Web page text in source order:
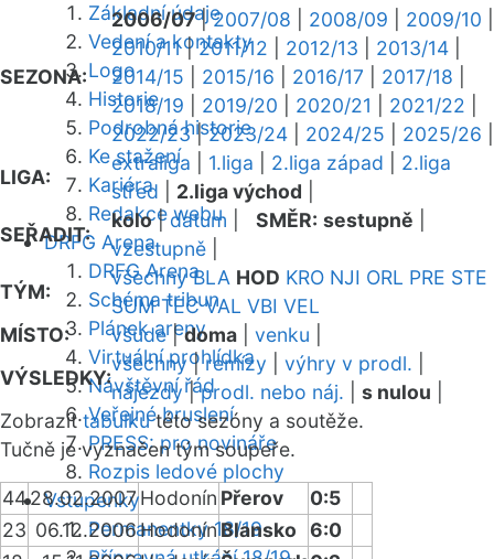
Základní údaje
Vedení a kontakty
Logo
Historie
Podrobná historie
Ke stažení
Kariéra
Redakce webu
DRFG Arena
DRFG Arena
Schéma tribun
Plánek areny
Virtuální prohlídka
Návštěvní řád
Veřejné bruslení
PRESS: pro novináře
Rozpis ledové plochy
Vstupenky
Permanentky 18/19
SEZONA:
2006/07|2007/08 2008/09 2009/10
2010/11|2011/12 2012/13 2013/14
2014/15
2015/16 2016/17 2017/18
2018/19
2019/20 2020/21 2021/22
2022/23|2023/24 2024/25 2025/26
LIGA:
extraliga 1.liga 2.liga západ
2.liga
střed
2.liga východ
SEŘADIT:
kolo|datum SMĚR: sestupně
vzestupně
TÝM:
všechny BLA HOD KRO NJI ORL PRE STE
SUM TEC VAL VBI VEL
MÍSTO:
všude|doma venku
VÝSLEDKY:
všechny|remízy výhry v prodl.
nájezdy|prodl. nebo náj. s nulou
Zobrazittabulkutéto sezóny a soutěže.
Tučně je vyznačen tým soupeře.
4428.02.2007Hodonín Přerov
0:5
23 06.12.2006HodonínBlansko
6:0